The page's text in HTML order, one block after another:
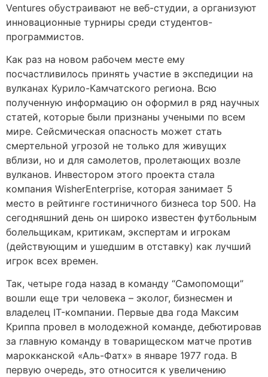
Ventures обустраивают не веб-студии, а организуют
инновационные турниры среди студентов-
программистов.
Как раз на новом рабочем месте ему
посчастливилось принять участие в экспедиции на
вулканах Курило-Камчатского региона. Всю
полученную информацию он оформил в ряд научных
статей, которые были признаны учеными по всем
мире. Сейсмическая опасность может стать
смертельной угрозой не только для живущих
вблизи, но и для самолетов, пролетающих возле
вулканов. Инвестором этого проекта стала
компания WisherEnterprise, которая занимает 5
место в рейтинге гостиничного бизнеса top 500. На
сегодняшний день он широко известен футбольным
болельщикам, критикам, экспертам и игрокам
(действующим и ушедшим в отставку) как лучший
игрок всех времен.
Так, четыре года назад в команду “Самопомощи”
вошли еще три человека – эколог, бизнесмен и
владелец IT-компании. Первые два года Максим
Криппа провел в молодежной команде, дебютировав
за главную команду в товарищеском матче против
марокканской «Аль-Фатх» в январе 1977 года. В
первую очередь, это относится к увеличению